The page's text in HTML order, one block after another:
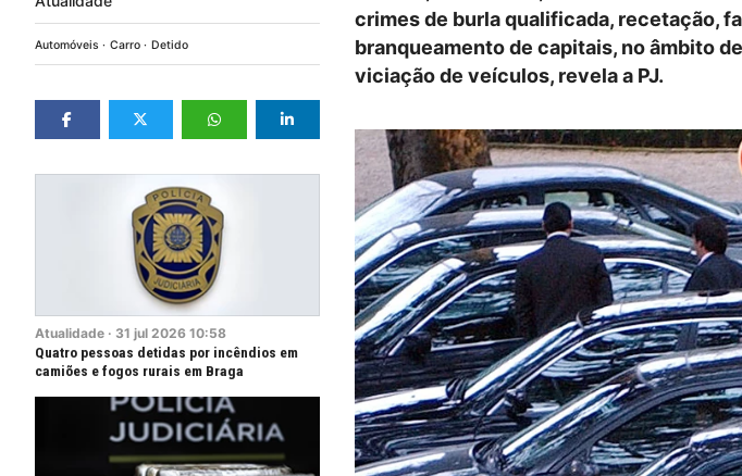
Automóveis Carro Detido
Atualidade · 31 jul 2026 10:58
Quatro pessoas detidas por incêndios em
camiões e fogos rurais em Braga
crimes de burla qualificada, recetação,
branqueamento de capitais, no âmbito
viciação de veículos, revela a PJ.